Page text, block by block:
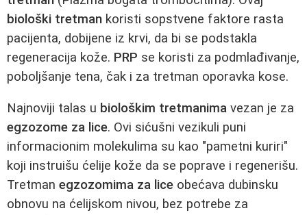
biološki tretman koristi sopstvene faktore rasta
pacijenta, dobijene iz krvi, da bi se podstakla
regeneracija kože. PRP se koristi za podmlađivanje,
poboljšanje tena, čak i za tretman oporavka kose.
Najnoviji talas u biološkim tretmanima vezan je za
egzozome za lice. Ovi sićušni vezikuli puni
informacionim molekulima su kao "pametni kuriri"
koji instruišu ćelije kože da se poprave i regenerišu.
Tretman egzozomima za lice obećava dubinsku
obnovu na ćelijskom nivou, bez potrebe za